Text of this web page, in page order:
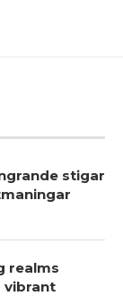
stigar
realms
vibrant